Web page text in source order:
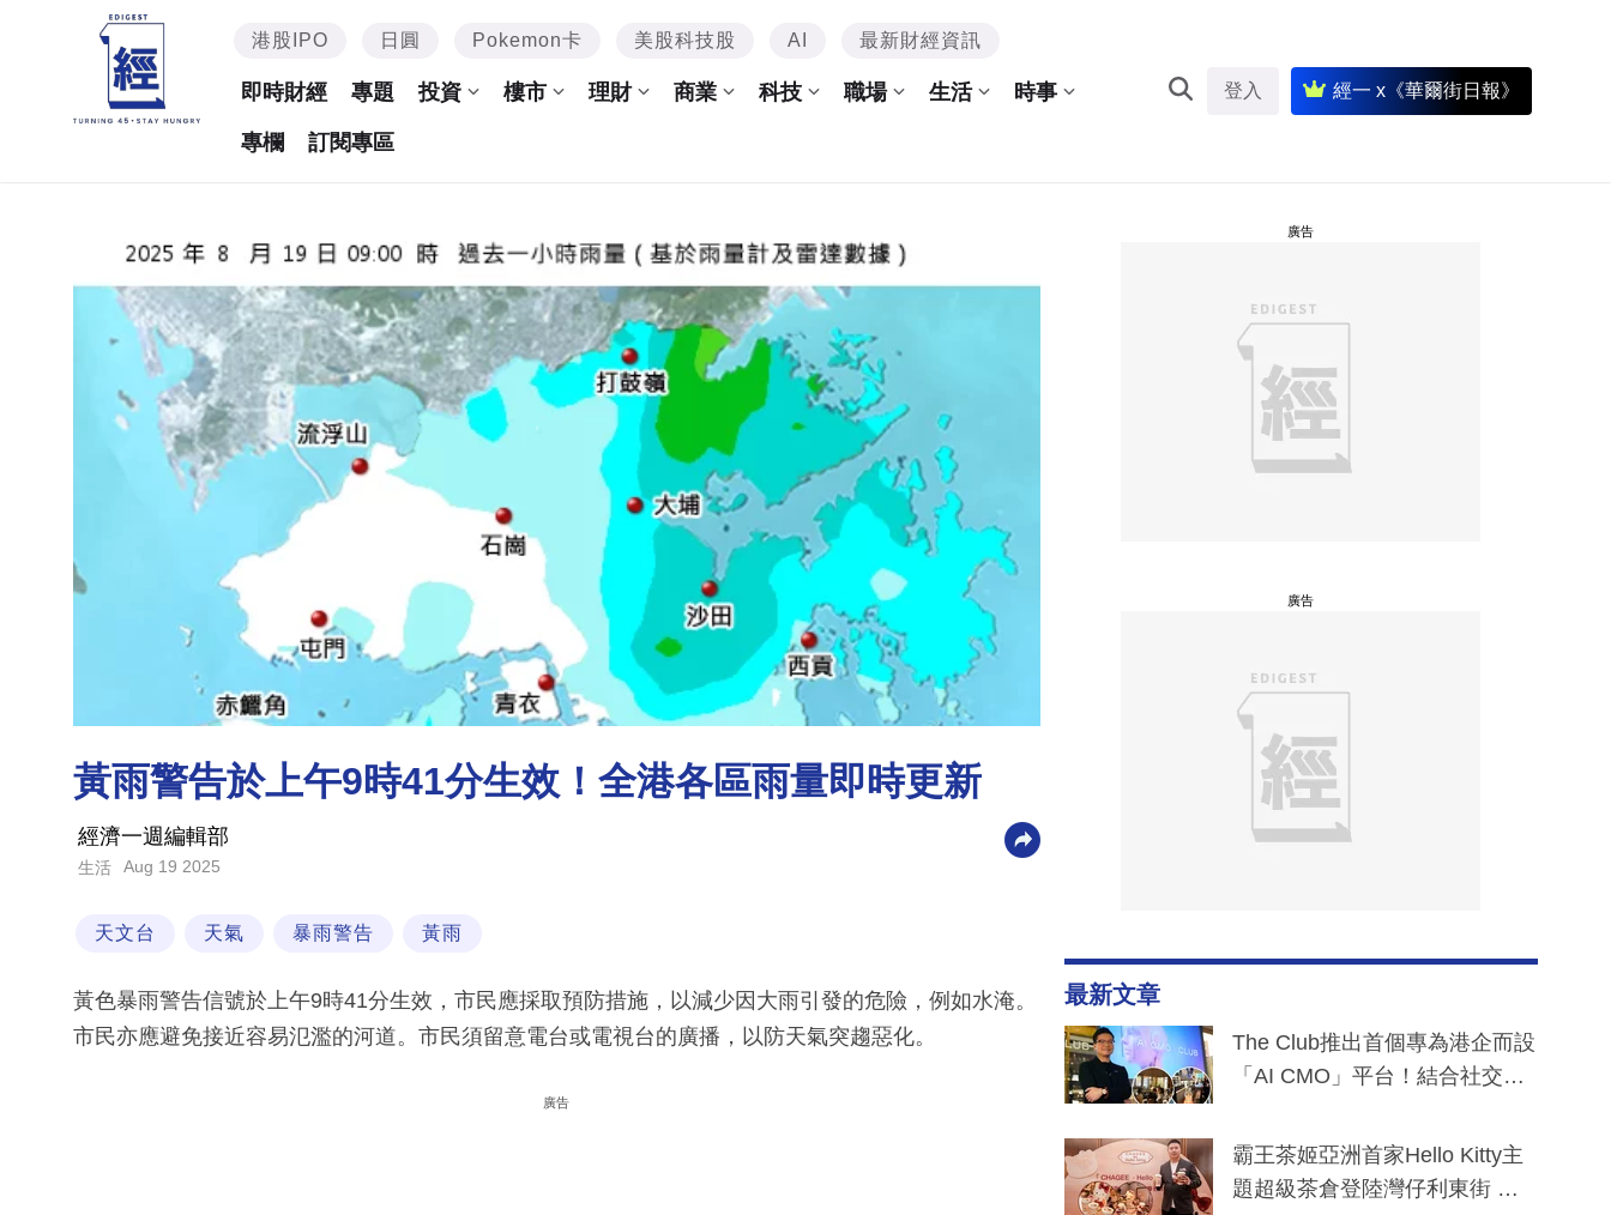
港股IPO 日圓 Pokemon卡 美股科技股 AI 最新財經資訊
即時財經 專題 投資 樓市 理財 商業 科技 職場 生活 時事
專欄 訂閱專區
登入 經一 x《華爾街日報》
黃雨警告於上午9時41分生效！全港各區雨量即時更新
經濟一週編輯部
生活 Aug 19 2025
天文台 天氣 暴雨警告 黃雨
黃色暴雨警告信號於上午9時41分生效，市民應採取預防措施，以減少因大雨引發的危險，例如水淹。
市民亦應避免接近容易氾濫的河道。市民須留意電台或電視台的廣播，以防天氣突趨惡化。
廣告
廣告
廣告
最新文章
The Club推出首個專為港企而設
「AI CMO」平台！結合社交聆
分鐘生成「貼地」宣傳短片
霸王茶姬亞洲首家Hello Kitty主
題超級茶倉登陸灣仔利東街 推